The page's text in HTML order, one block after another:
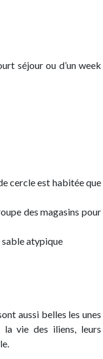
séjour ou d’un week
cercle est habitée que
des magasins pour
atypique
aussi belles les unes
la vie des iliens, leurs